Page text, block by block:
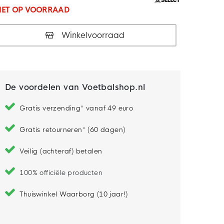
OP VOORRAAD
Winkelvoorraad
De voordelen van Voetbalshop.nl
Gratis verzending* vanaf 49 euro
Gratis retourneren* (60 dagen)
Veilig (achteraf) betalen
100% officiële producten
Thuiswinkel Waarborg (10 jaar!)